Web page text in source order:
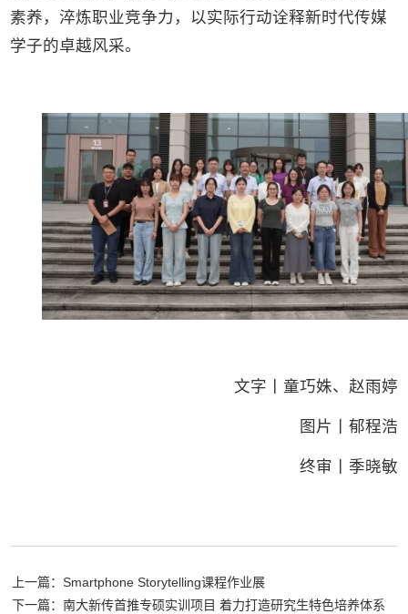
素养，淬炼职业竞争力，以实际行动诠释新时代传媒
学子的卓越风采。
文字丨童巧姝、赵雨婷
图片丨郁程浩
终审丨季晓敏
上一篇：Smartphone Storytelling课程作业展
下一篇：南大新传首推专硕实训项目 着力打造研究生特色培养体系